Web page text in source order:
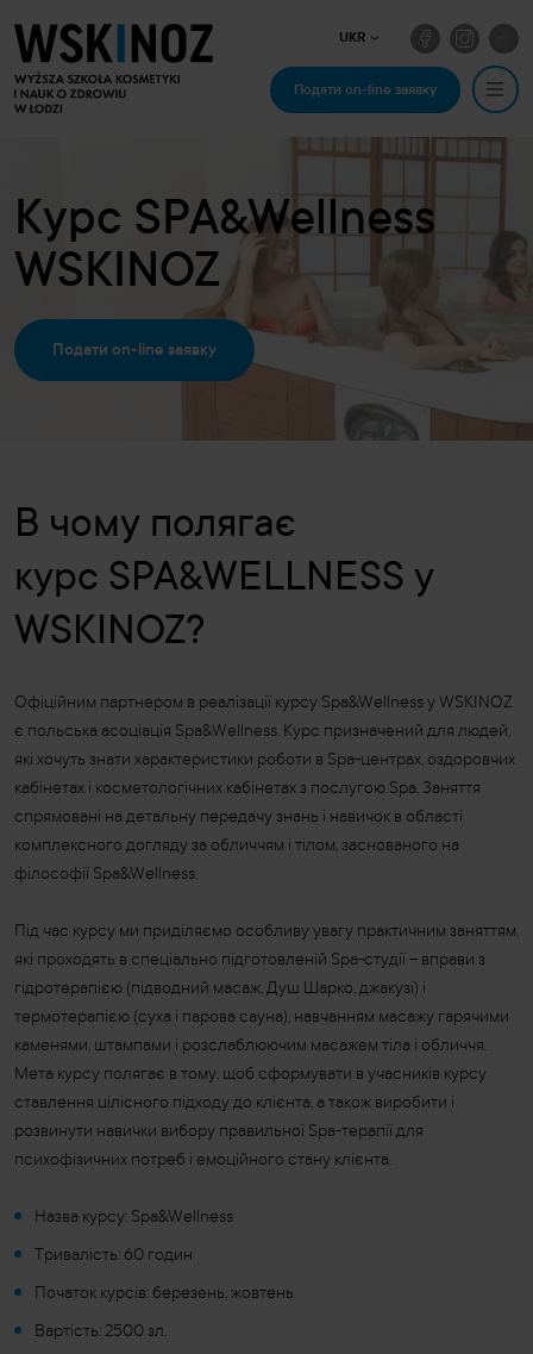
UKR
Подати on-line заявку
Курс SPA&Wellness
WSKINOZ
Подати on-line заявку
В чому полягає
курс SPA&WELLNESS у
WSKINOZ?
Офіційним партнером в реалізації курсу Spa&Wellness у WSKINOZ
є польська асоціація Spa&Wellness. Курс призначений для людей,
які хочуть знати характеристики роботи в Spa-центрах, оздоровчих
кабінетах і косметологічних кабінетах з послугою Spa. Заняття
спрямовані на детальну передачу знань і навичок в області
комплексного догляду за обличчям і тілом, заснованого на
філософії Spa&Wellness.
Під час курсу ми приділяємо особливу увагу практичним заняттям,
які проходять в спеціально підготовленій Spa-студії – вправи з
гідротерапією (підводний масаж, Душ Шарко, джакузі) і
термотерапією (суха і парова сауна), навчанням масажу гарячими
каменями, штампами і розслаблюючим масажем тіла і обличчя.
Мета курсу полягає в тому, щоб сформувати в учасників курсу
ставлення цілісного підходу до клієнта, а також виробити і
розвинути навички вибору правильної Spa-терапії для
психофізичних потреб і емоційного стану клієнта.
Назва курсу: Spa&Wellness
Тривалість: 60 годин
Початок курсів: березень, жовтень
Вартість: 2500 зл.